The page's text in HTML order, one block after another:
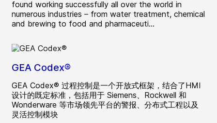
found working successfully all over the world in
numerous industries – from water treatment, chemical
and brewing to food and pharmaceuti...
GEA Codex®
GEA Codex® 过程控制是一个开放式框架，结合了HMI
设计的既定标准，包括用于 Siemens、Rockwell 和
Wonderware 等市场领先平台的警报、分布式工程以及
灵活控制模块